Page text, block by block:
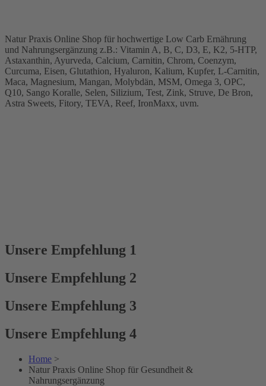
Natur Praxis Online Shop für hochwertige Low Carb Ernährung
und Nahrungsergänzung z.B.: Vitamin A, B, C, D3, E, K2, 5-HTP,
Astaxanthin, Ayurveda, Calcium, Carnitin, Chrom, Coenzym,
Curcuma, Eisen, Glutathion, Hyaluron, Kalium, Kupfer, L-Carnitin,
Maca, Magnesium, Mangan, Molybdän, MSM, Omega 3, OPC,
Q10, Sango Koralle, Selen, Silizium, Test, Zink, Struve, De Bron,
Astra Sweets, Fitory, TEVA, Reef, IronMaxx, uvm.
Unsere Empfehlung 1
Unsere Empfehlung 2
Unsere Empfehlung 3
Unsere Empfehlung 4
Home >
Natur Praxis Online Shop für Gesundheit &
Nahrungsergänzung